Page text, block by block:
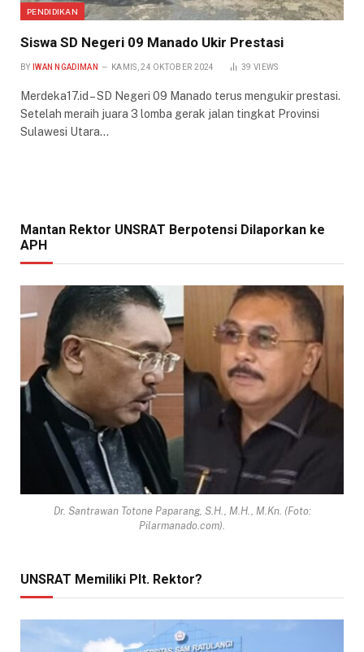
PENDIDIKAN
Siswa SD Negeri 09 Manado Ukir Prestasi
BY IWAN NGADIMAN KAMIS, 24 OKTOBER 2024 39 VIEWS
Merdeka17.id – SD Negeri 09 Manado terus mengukir prestasi.
Setelah meraih juara 3 lomba gerak jalan tingkat Provinsi
Sulawesi Utara…
Mantan Rektor UNSRAT Berpotensi Dilaporkan ke
APH
Dr. Santrawan Totone Paparang, S.H., M.H., M.Kn. (Foto:
Pilarmanado.com).
UNSRAT Memiliki Plt. Rektor?